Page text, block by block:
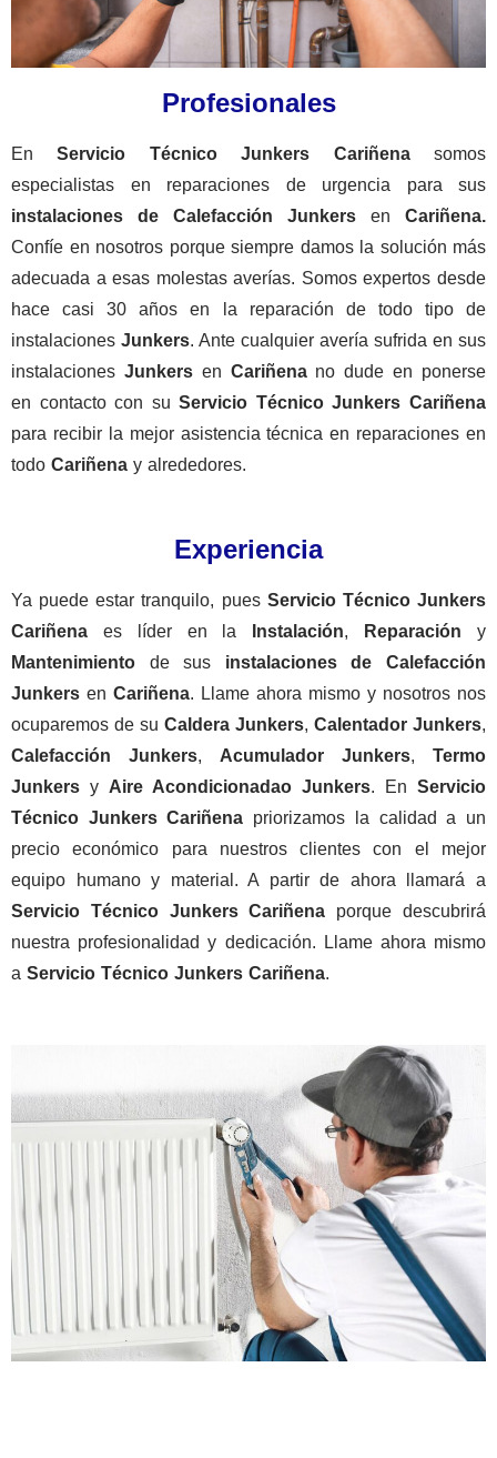
Profesionales
EnServicio Técnico Junkers Cariñenasomos
especialistas en reparaciones de urgencia para sus
instalaciones de
Calefacción Junkers en Cariñena.
Confíe en nosotros porque siempre damos la solución más
adecuada a esas molestas averías. Somos expertos desde
hace casi 30 años en la reparación de todo tipo de
instalaciones Junkers. Ante cualquier avería sufrida en sus
instalaciones Junkersen Cariñenano dude en ponerse
en contacto con suServicio Técnico Junkers Cariñena
para recibir la mejor asistencia técnica en reparaciones en
todo Cariñena y alrededores.
Experiencia
Ya puede estar tranquilo, puesServicio Técnico Junkers
Cariñena es líder en la Instalación, Reparación y
Mantenimiento de sus instalaciones de
Calefacción
Junkers en Cariñena. Llame ahora mismo y nosotros nos
ocuparemos de su Caldera Junkers, Calentador Junkers,
Calefacción Junkers, Acumulador Junkers, Termo
Junkers y Aire Acondicionadao Junkers. En Servicio
Técnico Junkers Cariñena priorizamos la calidad a un
precio económico para nuestros clientes con el mejor
equipo humano y material. A partir de ahora llamará a
Servicio Técnico Junkers Cariñena porque descubrirá
nuestra profesionalidad y dedicación. Llame ahora mismo
a Servicio Técnico Junkers Cariñena.